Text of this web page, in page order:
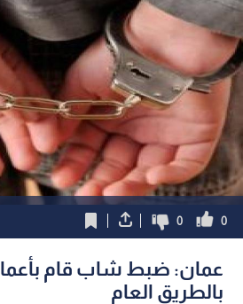
0
0
عمان: ضبط شاب قام
بالطريق العام